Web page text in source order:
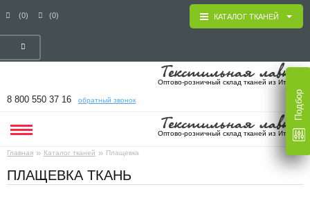
(0) (0)
Оптово-розничный склад тканей из Италии
8 800 550 37 16 обратный звонок
Оптово-розничный склад тканей из Италии
Главная » Каталог тканей » Плащевка
КАТАЛОГ ТКАНЕЙ
ПЛАЩЕВКА ТКАНЬ
Подбор